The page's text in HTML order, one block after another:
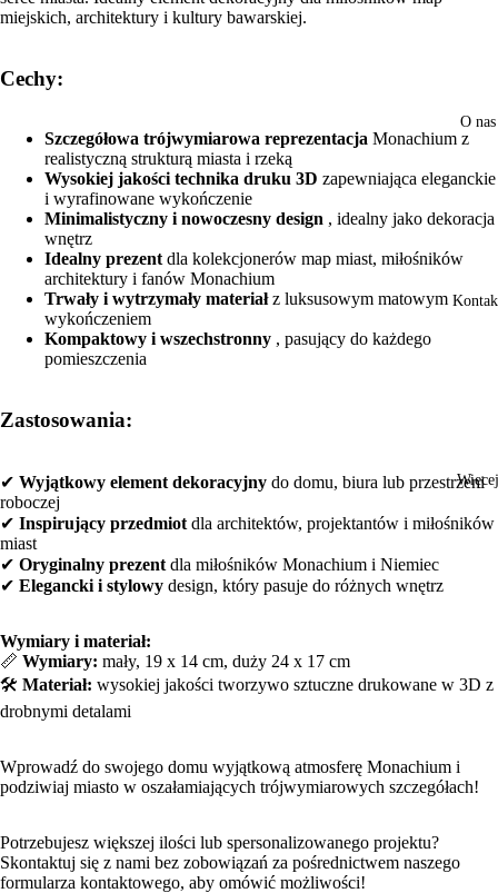
O nas
Więcej
obraz
pełnoekranowym
obraz
pełnoekranowym
obraz
pełnoekranowym
obraz
pełnoekranowym
miejskich, architektury i kultury bawarskiej.
Cechy:
Szczegółowa trójwymiarowa reprezentacja Monachium z
realistyczną strukturą miasta i rzeką
Wysokiej jakości technika druku 3D zapewniająca eleganckie
i wyrafinowane wykończenie
Minimalistyczny i nowoczesny design , idealny jako dekoracja
wnętrz
Idealny prezent dla kolekcjonerów map miast, miłośników
architektury i fanów Monachium
Trwały i wytrzymały materiałz luksusowym matowym
wykończeniem
Kompaktowy i wszechstronny , pasujący do każdego
pomieszczenia
Zastosowania:
✔ Wyjątkowy element dekoracyjny do domu, biura lub przestrzeni
roboczej
✔ Inspirujący przedmiot dla architektów, projektantów i miłośników
miast
✔ Oryginalny prezent dla miłośników Monachium i Niemiec
✔ Elegancki i stylowy design, który pasuje do różnych wnętrz
Wymiary i materiał:
📏 Wymiary: mały, 19 x 14 cm, duży 24 x 17 cm
🛠️ Materiał: wysokiej jakości tworzywo sztuczne drukowane w 3D z
drobnymi detalami
Wprowadź do swojego domu wyjątkową atmosferę Monachium i
podziwiaj miasto w oszałamiających trójwymiarowych szczegółach!
Potrzebujesz większej ilości lub spersonalizowanego projektu?
Skontaktuj się z nami bez zobowiązań za pośrednictwem naszego
formularza kontaktowego, aby omówić możliwości!